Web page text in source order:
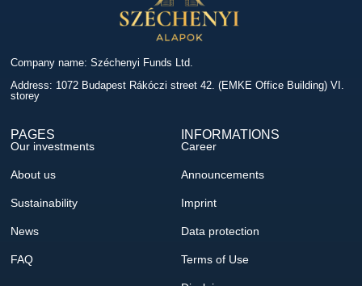
Company name: Széchenyi Funds Ltd.
Address: 1072 Budapest Rákóczi street 42. (EMKE Office Building) VI.
storey
PAGES
Our investments
About us
Sustainability
News
FAQ
INFORMATIONS
Career
Announcements
Imprint
Data protection
Terms of Use